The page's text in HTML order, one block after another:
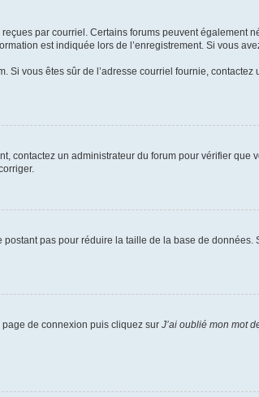
par courriel. Certains forums peuvent également
est indiquée lors de l’enregistrement. Si vous
Si vous êtes sûr de l’adresse courriel fournie, contactez
contactez un administrateur du forum pour vérifier que
postant pas pour réduire la taille de la base de données.
de connexion puis cliquez sur J’ai oublié mon mot